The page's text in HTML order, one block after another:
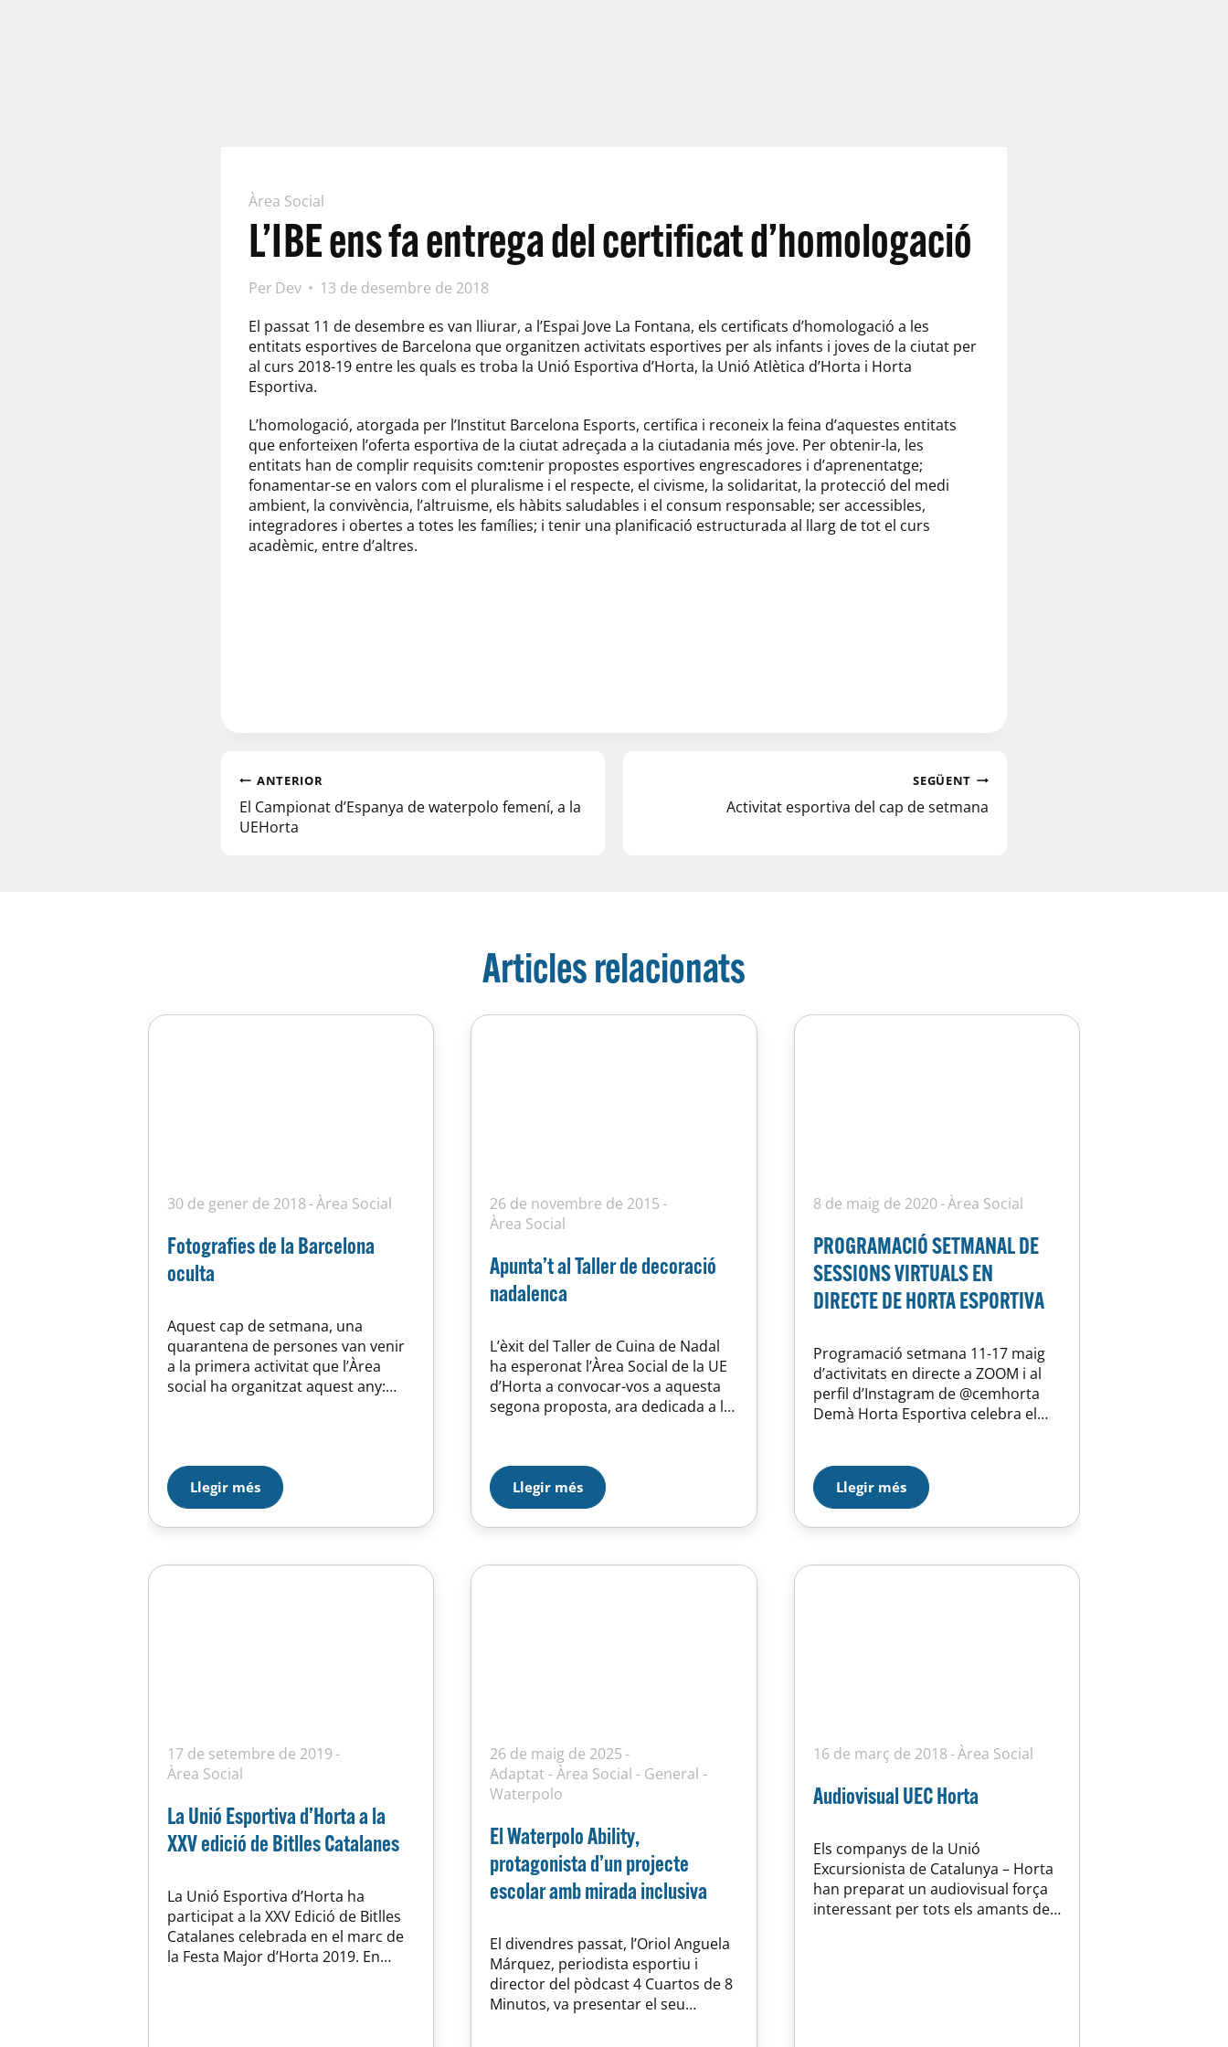
Àrea Social
L’IBE ens fa entrega del certificat d’homologació
Per Dev
13 de desembre de 2018
El passat 11 de desembre es van lliurar, a l’Espai Jove La Fontana, els certificats d’homologació a les
entitats esportives de Barcelona que organitzen activitats esportives per als infants i joves de la ciutat per
al curs 2018-19 entre les quals es troba la Unió Esportiva d’Horta, la Unió Atlètica d’Horta i Horta
Esportiva.
L’homologació, atorgada per l’Institut Barcelona Esports, certifica i reconeix la feina d’aquestes entitats
que enforteixen l’oferta esportiva de la ciutat adreçada a la ciutadania més jove. Per obtenir-la, les
entitats han de complir requisits com:tenir propostes esportives engrescadores i d’aprenentatge;
fonamentar-se en valors com el pluralisme i el respecte, el civisme, la solidaritat, la protecció del medi
ambient, la convivència, l’altruisme, els hàbits saludables i el consum responsable; ser accessibles,
integradores i obertes a totes les famílies; i tenir una planificació estructurada al llarg de tot el curs
acadèmic, entre d’altres.
ANTERIOR
El Campionat d’Espanya de waterpolo femení, a la
UEHorta
SEGÜENT
Activitat esportiva del cap de setmana
Articles relacionats
30 de gener de 2018 Àrea Social
Fotografies de la Barcelona
oculta
Aquest cap de setmana, una
quarantena de persones van venir
a la primera activitat que l’Àrea
social ha organitzat aquest any:
aquells que s’han quedat amb les
ganes de descobrir el secrets de la
ciutat. Galeria fotogràfica
Llegir més
26 de novembre de 2015
Àrea Social
Apunta’t al Taller de decoració
nadalenca
L’èxit del Taller de Cuina de Nadal
ha esperonat l’Àrea Social de la UE
d’Horta a convocar-vos a aquesta
segona proposta, ara dedicada a la
les tècniques d’Atelier d’Horta, que
guiaran aquest curs, previst el
dissabte, 12 de desembre a les…
Llegir més
8 de maig de 2020 Àrea Social
PROGRAMACIÓ SETMANAL DE
SESSIONS VIRTUALS EN
DIRECTE DE HORTA ESPORTIVA
Programació setmana 11-17 maig
d’activitats en directe a ZOOM i al
perfil d’Instagram de @cemhorta
Demà Horta Esportiva celebra el
proposat en el seu Instagram!
*Per a inscriure´s a les activitats de
la plataforma ZOOM, enviar un
correu a
Llegir més
17 de setembre de 2019
Àrea Social
La Unió Esportiva d’Horta a la
XXV edició de Bitlles Catalanes
La Unió Esportiva d’Horta ha
participat a la XXV Edició de Bitlles
Catalanes celebrada en el marc de
la Festa Major d’Horta 2019. En
26 de maig de 2025
Adaptat -Àrea Social - General -
Waterpolo
El Waterpolo Ability,
protagonista d’un projecte
escolar amb mirada inclusiva
El divendres passat, l’Oriol Anguela
Márquez, periodista esportiu i
director del pòdcast 4 Cuartos de 8
Minutos, va presentar el seu
16 de març de 2018 Àrea Social
Audiovisual UEC Horta
Els companys de la Unió
Excursionista de Catalunya – Horta
han preparat un audiovisual força
interessant per tots els amants de